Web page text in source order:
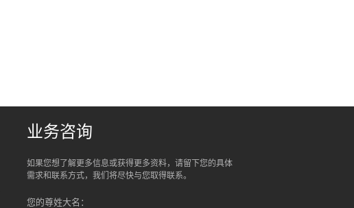
业务咨询
如果您想了解更多信息或获得更多资料，请留下您的具体
需求和联系方式，我们将尽快与您取得联系。
您的尊姓大名：